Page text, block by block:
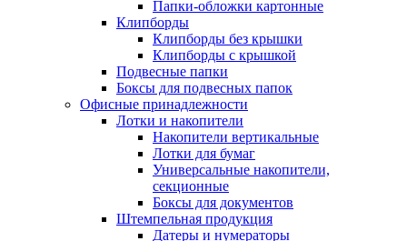
Папки-обложки картонные
Клипборды
Клипборды без крышки
Клипборды с крышкой
Подвесные папки
Боксы для подвесных папок
Офисные принадлежности
Лотки и накопители
Накопители вертикальные
Лотки для бумаг
Универсальные накопители,
секционные
Боксы для документов
Штемпельная продукция
Датеры и нумераторы